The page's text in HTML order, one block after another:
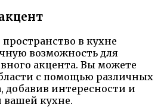
в кухне
возможность для
акцента. Вы можете
с помощью различных
добавив интересности и
вашей кухне.